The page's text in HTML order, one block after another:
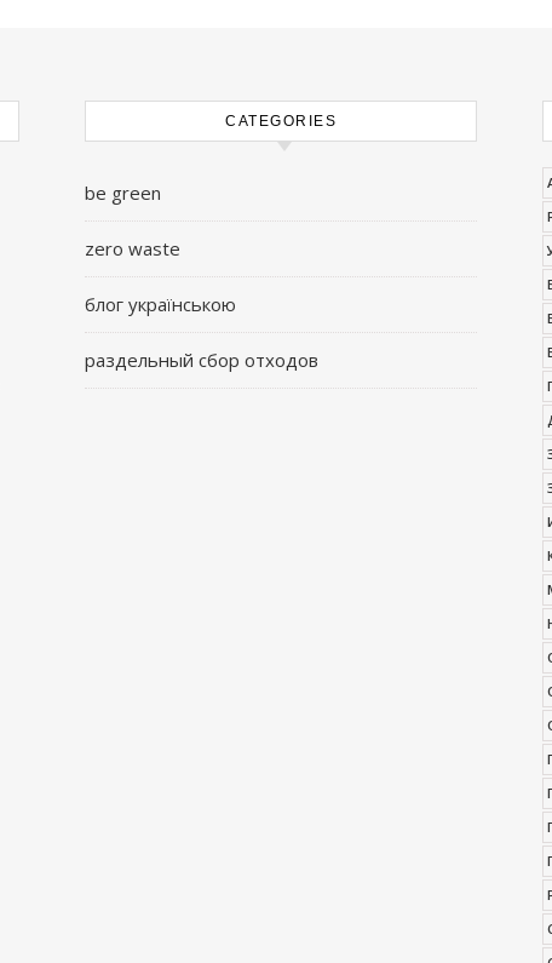
CATEGORIES
be green
zero waste
блог українською
раздельный сбор отходов